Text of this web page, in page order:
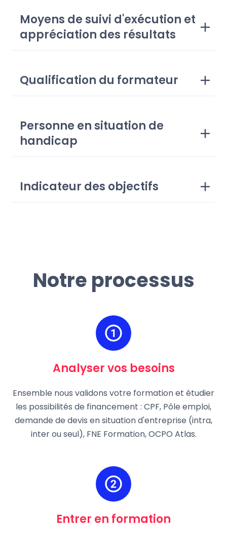
Moyens de suivi d'exécution et
appréciation des résultats
Qualification du formateur
Personne en situation de
handicap
Indicateur des objectifs
Notre processus
Analyser vos besoins
Ensemble nous validons votre formation et étudier
les possibilités de financement : CPF, Pôle emploi,
demande de devis en situation d'entreprise (intra,
inter ou seul), FNE Formation, OCPO Atlas.
Entrer en formation